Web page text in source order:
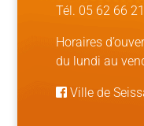
Tél. 05 62 66
Horaires
du lundi au
Ville de